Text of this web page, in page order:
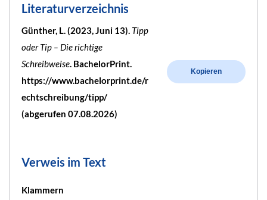
Literaturverzeichnis
Günther, L. (2023, Juni 13). Tipp
oder Tip – Die richtige
Schreibweise. BachelorPrint.
https://www.bachelorprint.de/r
echtschreibung/tipp/
(abgerufen 07.08.2026)
Kopieren
Verweis im Text
Klammern